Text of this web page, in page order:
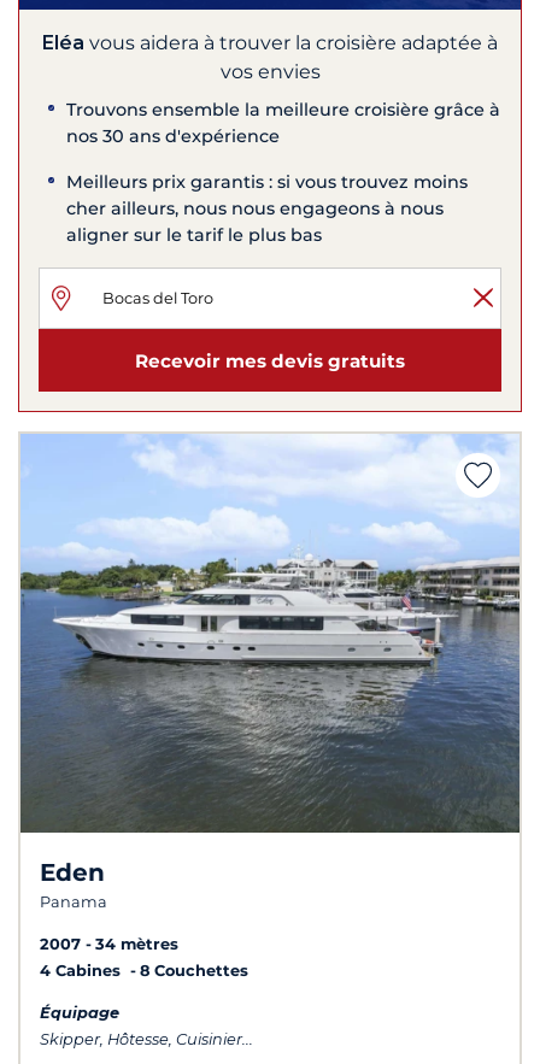
Eléa vous aidera à trouver la croisière adaptée à
vos envies
Trouvons ensemble la meilleure croisière grâce à
nos 30 ans d'expérience
Meilleurs prix garantis : si vous trouvez moins
cher ailleurs, nous nous engageons à nous
aligner sur le tarif le plus bas
Recevoir mes devis gratuits
Eden
Panama
2007
34 mètres
4 Cabines
8 Couchettes
Équipage
Skipper, Hôtesse, Cuisinier...